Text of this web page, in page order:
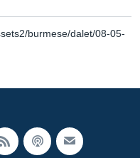
burmese/dalet/08-05-